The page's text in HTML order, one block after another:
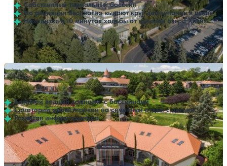
Собственный термальный бассейн
На рецепции бесплатно выдают круг для купания в озере
Находится в 10 минутах ходьбы от купален озера Хевиз
Профилей лечения:2 Крытый бассейн SPA
Санаторий Kolping
Хевиз
Большой водный комплекс с бассейнами
Санаторий ориентирован на семейный отдых с детьми
Развитая инфраструктура
Профилей лечения:
Открытый бассейн
SPA
Нет цен или свободных мест на выбранные даты
Выбрать другой вариант